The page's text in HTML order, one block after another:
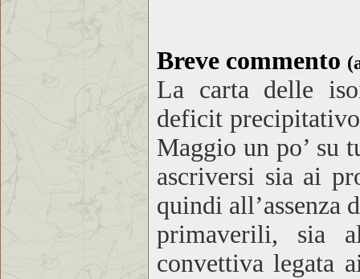
Breve commento
La carta delle
deficit
Maggio un po’ su
ascriversi sia ai
quindi all’assenza
primaverili, sia
convettiva legata